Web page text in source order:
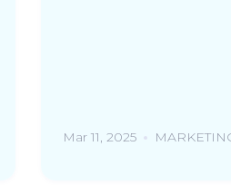
Mar 11, 2025